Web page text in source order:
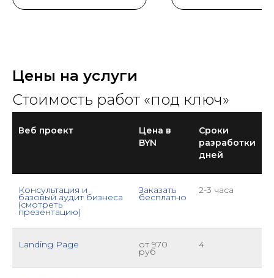
Цены на услуги
Стоимость работ «под ключ»
Веб проект
Цена в
BYN
Сроки
разработки
дней
Консультация и
базовый аудит бизнеса
(смотреть
презентацию)
Заказать
бесплатно
2-3 часа
Landing Page от 970
руб
4